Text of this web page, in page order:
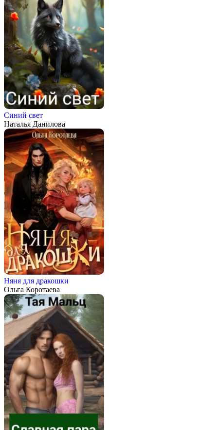
Синий свет
Наталья Данилова
Няня для дракошки
Ольга Коротаева